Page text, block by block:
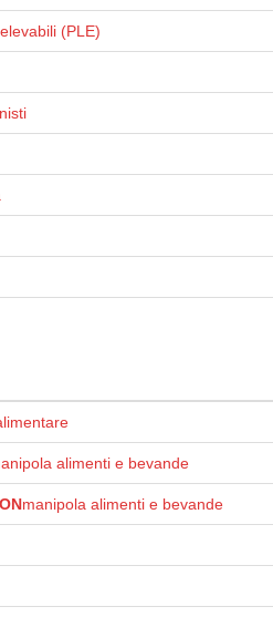
(PLE)
alimenti e bevande
manipola alimenti e bevande